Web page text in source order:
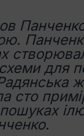
для
сто